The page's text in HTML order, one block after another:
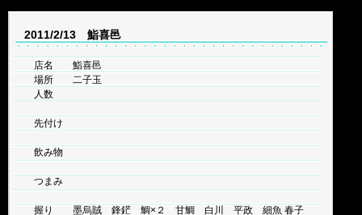
2011/2/13 鮨喜邑
店名 鮨喜邑
場所 二子玉
人数
先付け
飲み物
つまみ
握り 墨烏賊 鋒鋩 鯛×２ 甘鯛 白川 平政 細魚 春子